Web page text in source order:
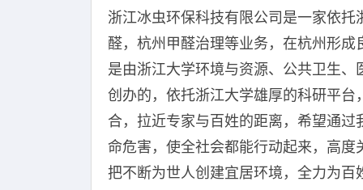
浙江冰虫环保科技有限公司是一家依
醛，杭州甲醛治理等业务，在杭州形
是由浙江大学环境与资源、公共卫生
创办的，依托浙江大学雄厚的科研平
合，拉近专家与百姓的距离，希望通
命危害，使全社会都能行动起来，高
把不断为世人创建宜居环境，全力为